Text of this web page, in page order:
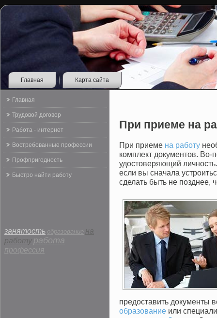
Главная Карта сайта
Главная
Трудовой договор
Работа - интернет
Востребованные профессии
Профпригодность
Быстро найти работу
занятость образование на
работу работа
профессия
При приеме на
При приеме на работу
комплект документов. Во-
удостоверяющий
если вы сначала
сделать быть не позднее,
предоставить документы
образование или